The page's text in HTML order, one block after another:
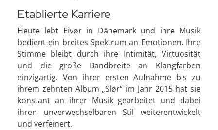
Etablierte Karriere
Heute lebt Eivør in Dänemark und ihre Musik
bedient ein breites Spektrum an Emotionen. Ihre
Stimme bleibt durch ihre Intimität, Virtuosität
und die große Bandbreite an Klangfarben
einzigartig. Von ihrer ersten Aufnahme bis zu
ihrem zehnten Album „Slør“ im Jahr 2015 hat sie
konstant an ihrer Musik gearbeitet und dabei
ihren unverwechselbaren Stil weiterentwickelt
und verfeinert.